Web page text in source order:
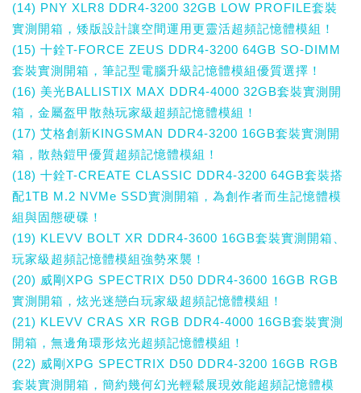
(14) PNY XLR8 DDR4-3200 32GB LOW PROFILE套裝
實測開箱，矮版設計讓空間運用更靈活超頻記憶體模組！
(15) 十銓T-FORCE ZEUS DDR4-3200 64GB SO-DIMM
套裝實測開箱，筆記型電腦升級記憶體模組優質選擇！
(16) 美光BALLISTIX MAX DDR4-4000 32GB套裝實測開
箱，金屬盔甲散熱玩家級超頻記憶體模組！
(17) 艾格創新KINGSMAN DDR4-3200 16GB套裝實測開
箱，散熱鎧甲優質超頻記憶體模組！
(18) 十銓T-CREATE CLASSIC DDR4-3200 64GB套裝搭
配1TB M.2 NVMe SSD實測開箱，為創作者而生記憶體模
組與固態硬碟！
(19) KLEVV BOLT XR DDR4-3600 16GB套裝實測開箱、
玩家級超頻記憶體模組強勢來襲！
(20) 威剛XPG SPECTRIX D50 DDR4-3600 16GB RGB
實測開箱，炫光迷戀白玩家級超頻記憶體模組！
(21) KLEVV CRAS XR RGB DDR4-4000 16GB套裝實測
開箱，無邊角環形炫光超頻記憶體模組！
(22) 威剛XPG SPECTRIX D50 DDR4-3200 16GB RGB
套裝實測開箱，簡約幾何幻光輕鬆展現效能超頻記憶體模